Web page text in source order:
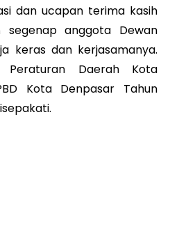
dan ucapan terima kasih
segenap anggota Dewan
keras dan kerjasamanya.
Peraturan Daerah Kota
Kota Denpasar Tahun